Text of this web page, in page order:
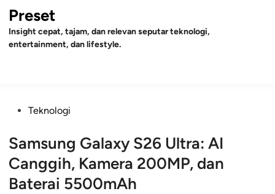
Skip
content
Preset
Insight cepat, tajam, dan relevan seputar teknologi,
entertainment, dan lifestyle.
PostedTeknologi
Samsung Galaxy S26 Ultra: AI
Canggih, Kamera 200MP, dan
Baterai 5500mAh